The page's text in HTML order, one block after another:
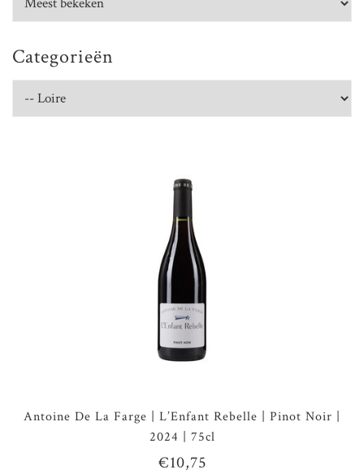
Categorieën
Antoine De La Farge | L’Enfant Rebelle | Pinot Noir |
2024 | 75cl
€10,75